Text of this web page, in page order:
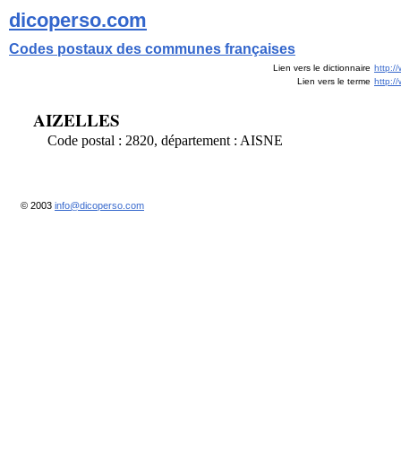
dicoperso.com
Codes postaux des communes françaises
Lien vers le dictionnaire http://
Lien vers le terme http://
AIZELLES
Code postal : 2820, département : AISNE
© 2003 info@dicoperso.com